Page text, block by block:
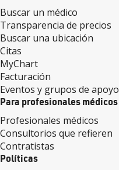
Buscar un médico
Transparencia de precios
Buscar una ubicación
Citas
MyChart
Facturación
Eventos y grupos de apoyo
Para profesionales médicos
Profesionales médicos
Consultorios que refieren
Contratistas
Políticas